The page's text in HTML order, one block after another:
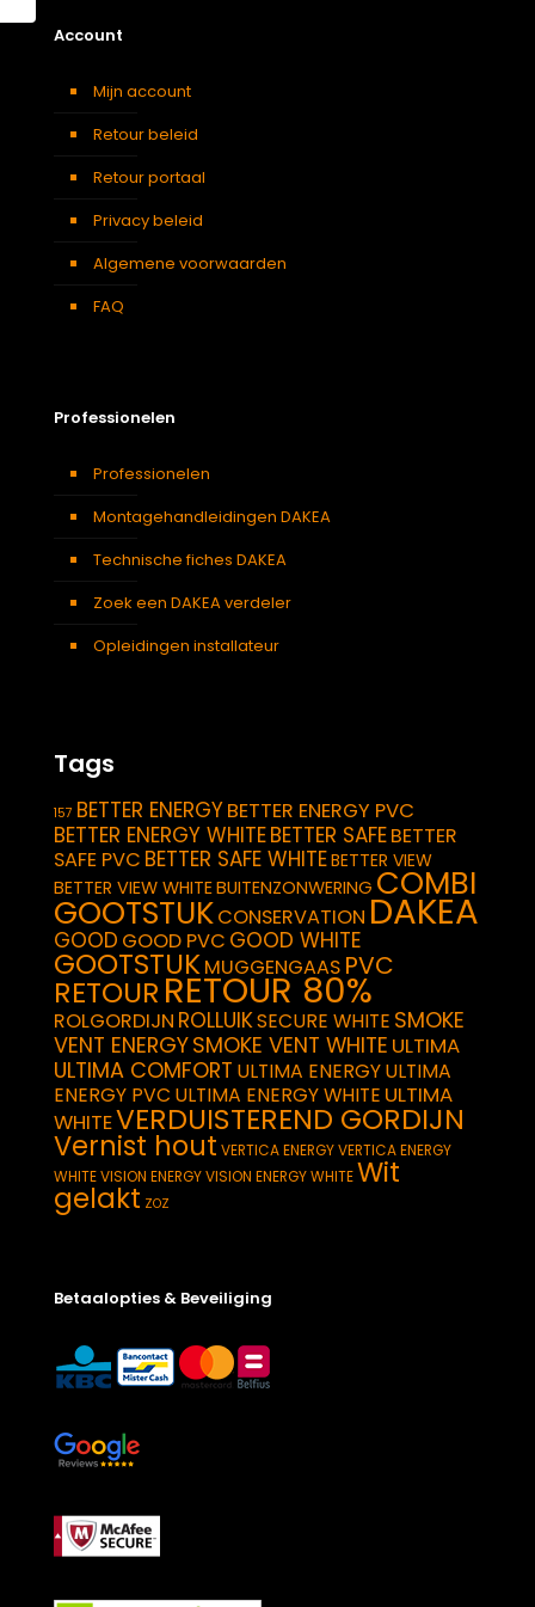
Account
Mijn account
Retour beleid
Retour portaal
Privacy beleid
Algemene voorwaarden
FAQ
Professionelen
Professionelen
Montagehandleidingen DAKEA
Technische fiches DAKEA
Zoek een DAKEA verdeler
Opleidingen installateur
Tags
157 BETTER ENERGYBETTER ENERGY PVC
BETTER ENERGY WHITEBETTER SAFEBETTER
SAFE PVC BETTER SAFE WHITEBETTER VIEW
BETTER VIEW WHITEBUITENZONWERING COMBI
GOOTSTUKCONSERVATION DAKEA
GOOD GOOD PVC GOOD WHITE
GOOTSTUKMUGGENGAAS PVC
RETOUR RETOUR 80%
ROLGORDIJN ROLLUIKSECURE WHITE SMOKE
VENT ENERGYSMOKE VENT WHITE ULTIMA
ULTIMA COMFORT ULTIMA ENERGYULTIMA
ENERGY PVC ULTIMA ENERGY WHITE ULTIMA
WHITEVERDUISTEREND GORDIJN
Vernist hout VERTICA ENERGYVERTICA ENERGY
WHITEVISION ENERGYVISION ENERGY WHITEWit
gelakt ZOZ
Betaalopties & Beveiliging